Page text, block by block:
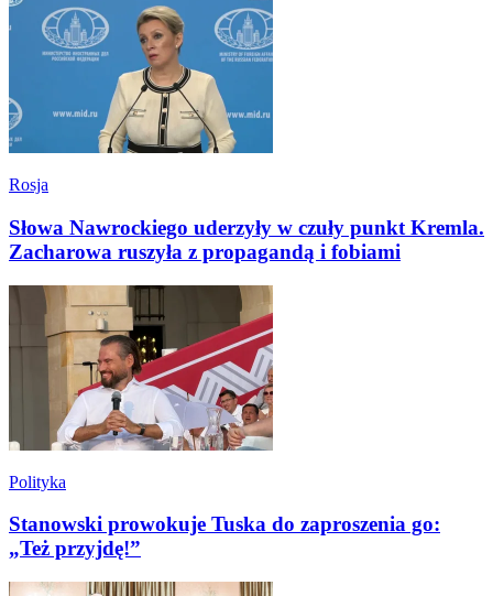
Rosja
Słowa Nawrockiego uderzyły w czuły punkt Kremla.
Zacharowa ruszyła z propagandą i fobiami
Polityka
Stanowski prowokuje Tuska do zaproszenia go:
„Też przyjdę!”